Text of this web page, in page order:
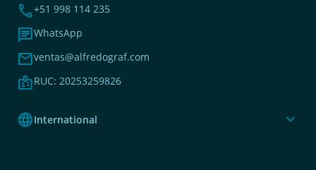
phone+51 998 114 235
chatWhatsApp
mailventas@alfredograf.com
badgeRUC: 20253259826
languageInternational expand_more